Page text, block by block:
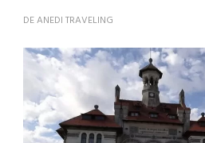
DEANEDI TRAVELING